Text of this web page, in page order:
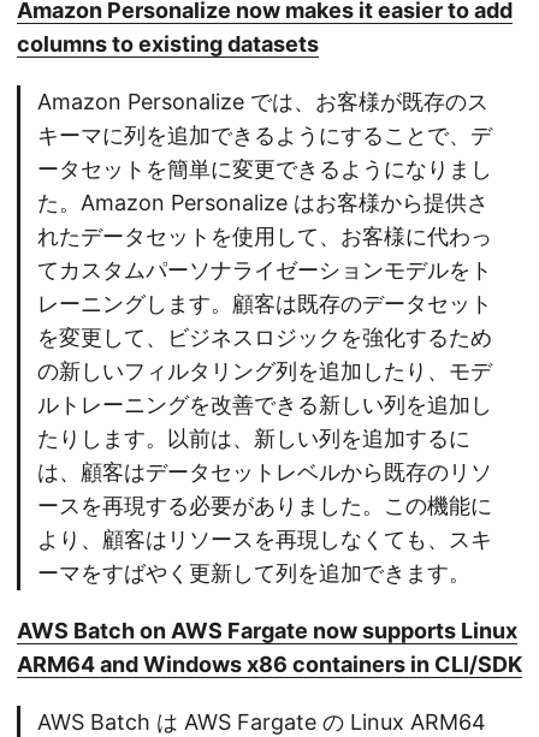
Amazon Personalize now makes it easier to add
columns to existing datasets
Amazon Personalize では、お客様が既存のス
キーマに列を追加できるようにすることで、デ
ータセットを簡単に変更できるようになりまし
た。Amazon Personalize はお客様から提供さ
れたデータセットを使用して、お客様に代わっ
てカスタムパーソナライゼーションモデルをト
レーニングします。顧客は既存のデータセット
を変更して、ビジネスロジックを強化するため
の新しいフィルタリング列を追加したり、モデ
ルトレーニングを改善できる新しい列を追加し
たりします。以前は、新しい列を追加するに
は、顧客はデータセットレベルから既存のリソ
ースを再現する必要がありました。この機能に
より、顧客はリソースを再現しなくても、スキ
ーマをすばやく更新して列を追加できます。
AWS Batch on AWS Fargate now supports Linux
ARM64 and Windows x86 containers in CLI/SDK
AWS Batch は AWS Fargate の Linux ARM64